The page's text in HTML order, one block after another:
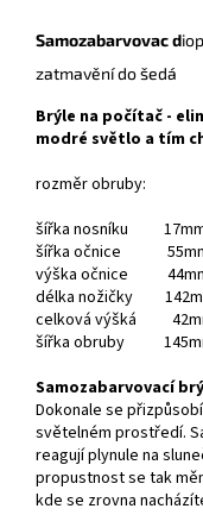
Samozabarvovac d
zatmavění do šedá
Brýle na počítač -
modré světlo a tím
rozměr obruby:
šířka nosníku
šířka očnice
výška očnice
délka nožičky
celková výšká
šířka obruby
Samozabarvovací
Dokonale se
světelném prostředí.
reagují plynule na
propustnost se tak
kde se zrovna